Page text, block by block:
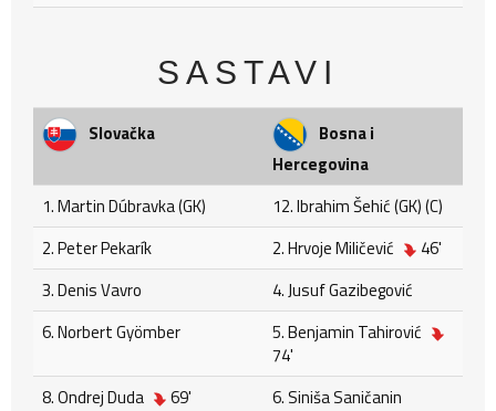
SASTAVI
Slovačka
Bosna i
Hercegovina
1. Martin Dúbravka (GK)
12. Ibrahim Šehić (GK) (C)
2. Peter Pekarík
2. Hrvoje Miličević
46'
3. Denis Vavro
4. Jusuf Gazibegović
6. Norbert Gyömber
5. Benjamin Tahirović
74'
8. Ondrej Duda
69'
6. Siniša Saničanin